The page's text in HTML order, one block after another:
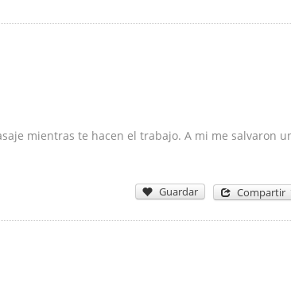
mientras te hacen el trabajo. A mi me salvaron
Guardar Compartir